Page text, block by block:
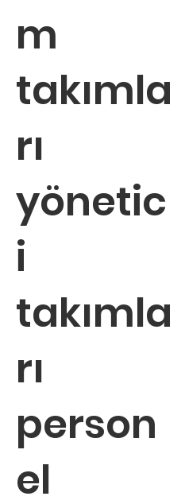
m
takımla
rı
yönetic
i
takımla
rı
person
el